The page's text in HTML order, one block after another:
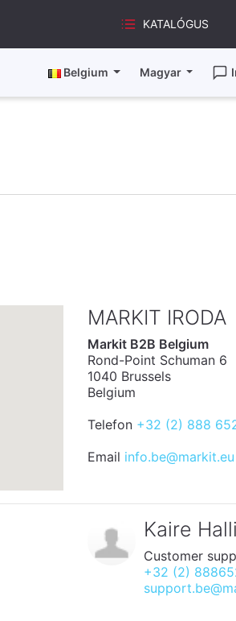
KATALÓGUS
Belgium Magyar
MARKIT IRODA
Markit B2B Belgium
Rond-Point Schuman 6
1040 Brussels
Belgium
Telefon +32 (2) 888
Email info.be@markit.eu
Kaire
Customer
+32 (2)